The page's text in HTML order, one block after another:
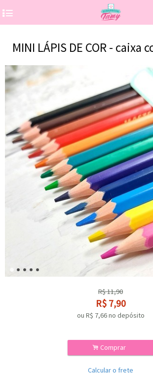
4
MINI LÁPIS DE COR - caixa
R$11,90
R$ 7,90
ou R$ 7,66no depósito
. Comprar
Calcular o frete